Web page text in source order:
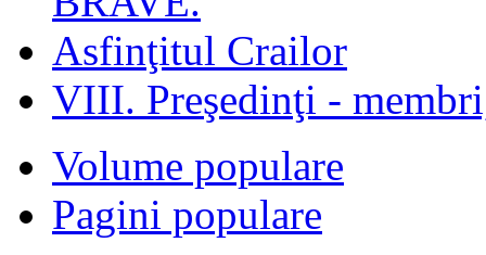
Asfinţitul Crailor
VIII. Preşedinţi -
Volume populare
Pagini populare